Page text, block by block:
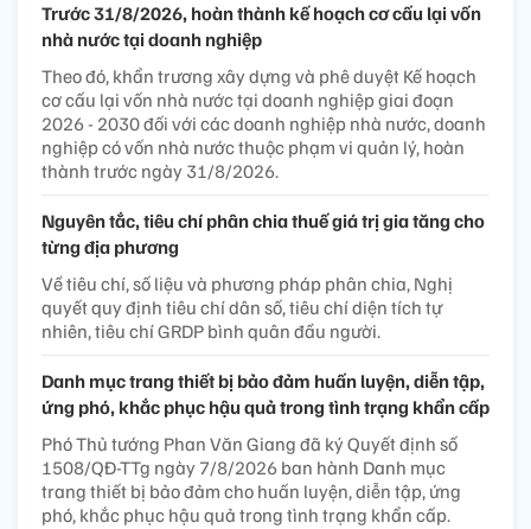
Trước 31/8/2026, hoàn thành kế hoạch cơ cấu lại vốn
nhà nước tại doanh nghiệp
Theo đó, khẩn trương xây dựng và phê duyệt Kế hoạch
cơ cấu lại vốn nhà nước tại doanh nghiệp giai đoạn
2026 - 2030 đối với các doanh nghiệp nhà nước, doanh
nghiệp có vốn nhà nước thuộc phạm vi quản lý, hoàn
thành trước ngày 31/8/2026.
Nguyên tắc, tiêu chí phân chia thuế giá trị gia tăng cho
từng địa phương
Về tiêu chí, số liệu và phương pháp phân chia, Nghị
quyết quy định tiêu chí dân số, tiêu chí diện tích tự
nhiên, tiêu chí GRDP bình quân đầu người.
Danh mục trang thiết bị bảo đảm huấn luyện, diễn tập,
ứng phó, khắc phục hậu quả trong tình trạng khẩn cấp
Phó Thủ tướng Phan Văn Giang đã ký Quyết định số
1508/QĐ-TTg ngày 7/8/2026 ban hành Danh mục
trang thiết bị bảo đảm cho huấn luyện, diễn tập, ứng
phó, khắc phục hậu quả trong tình trạng khẩn cấp.